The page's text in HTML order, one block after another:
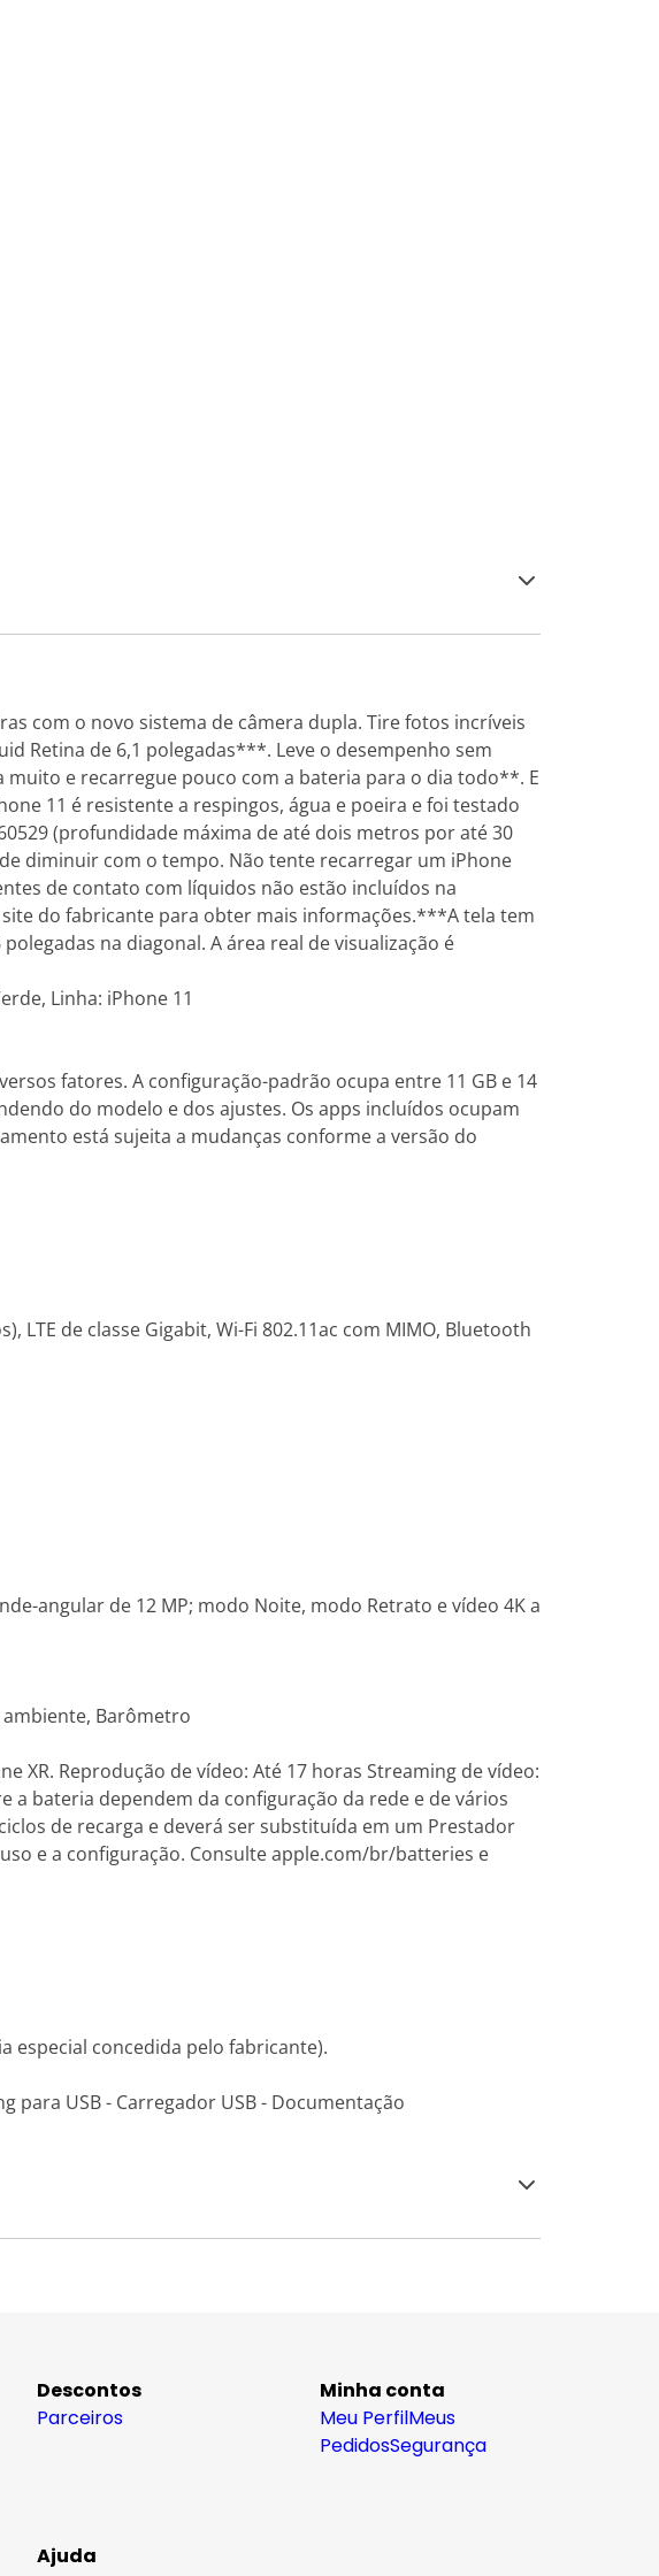
com o novo sistema de câmera dupla. Tire fotos incríveis
Retina de 6,1 polegadas***. Leve o desempenho sem
muito e recarregue pouco com a bateria para o dia todo**. E
11 é resistente a respingos, água e poeira e foi testado
(profundidade máxima de até dois metros por até 30
diminuir com o tempo. Não tente recarregar um iPhone
de contato com líquidos não estão incluídos na
do fabricante para obter mais informações.***A tela tem
na diagonal. A área real de visualização é
Linha: iPhone 11
fatores. A configuração-padrão ocupa entre 11 GB e 14
do modelo e dos ajustes. Os apps incluídos ocupam
está sujeita a mudanças conforme a versão do
LTE de classe Gigabit, Wi-Fi 802.11ac com MIMO, Bluetooth
angular de 12 MP; modo Noite, modo Retrato e vídeo 4K a
Barômetro
XR. Reprodução de vídeo: Até 17 horas Streaming de vídeo:
a bateria dependem da configuração da rede e de vários
de recarga e deverá ser substituída em um Prestador
e a configuração. Consulte apple.com/br/batteries e
especial concedida pelo fabricante).
para USB - Carregador USB - Documentação
Descontos
Parceiros
Minha conta
Meu PerfilMeus
PedidosSegurança
Ajuda